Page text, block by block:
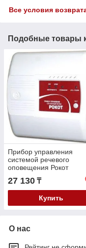
Все условия
Подобные товары
Прибор управления
системой речевого
оповещения Рокот
27 130 ₸
Купить
О нас